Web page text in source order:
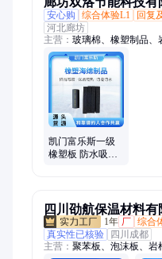
安心购
综合体验L1 回复
河北廊坊
主营： 玻璃棉、橡塑制品、
凯门富乐斯一级
橡塑板 防水吸音
四川劭航保温材料有
1年 厂 综合
真实性已核验
四川成都
主营： 聚苯板、泡沫板、岩